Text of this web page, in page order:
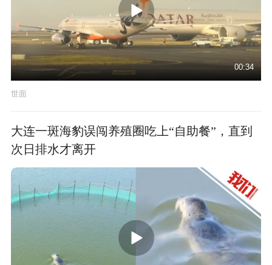
00:34
世面
大连一斑海豹误闯养殖圈吃上“自助餐”，直到
次日排水才离开